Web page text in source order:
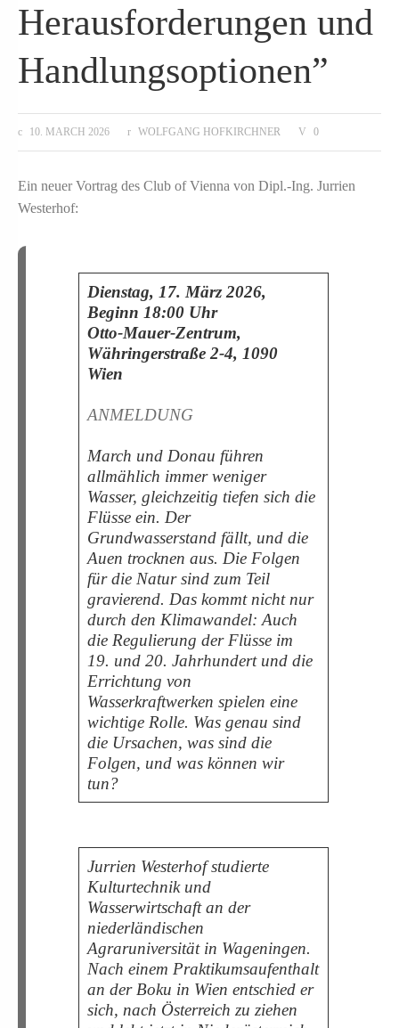
Herausforderungen und
Handlungsoptionen”
10. MARCH 2026 WOLFGANG HOFKIRCHNER 0
Ein neuer Vortrag des Club of Vienna von Dipl.-Ing. Jurrien
Westerhof:
Dienstag, 17. März 2026,
Beginn 18:00 Uhr
Otto-Mauer-Zentrum,
Währingerstraße 2-4, 1090
Wien
ANMELDUNG
March und Donau führen
allmählich immer weniger
Wasser, gleichzeitig tiefen sich die
Flüsse ein. Der
Grundwasserstand fällt, und die
Auen trocknen aus. Die Folgen
für die Natur sind zum Teil
gravierend. Das kommt nicht nur
durch den Klimawandel: Auch
die Regulierung der Flüsse im
19. und 20. Jahrhundert und die
Errichtung von
Wasserkraftwerken spielen eine
wichtige Rolle. Was genau sind
die Ursachen, was sind die
Folgen, und was können wir
tun?
Jurrien Westerhof studierte
Kulturtechnik und
Wasserwirtschaft an der
niederländischen
Agraruniversität in Wageningen.
Nach einem Praktikumsaufenthalt
an der Boku in Wien entschied er
sich, nach Österreich zu ziehen